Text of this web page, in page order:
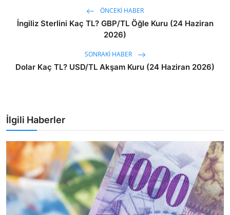
ÖNCEKI HABER
İngiliz Sterlini Kaç TL? GBP/TL Öğle Kuru (24 Haziran
2026)
SONRAKI HABER
Dolar Kaç TL? USD/TL Akşam Kuru (24 Haziran 2026)
İlgili Haberler